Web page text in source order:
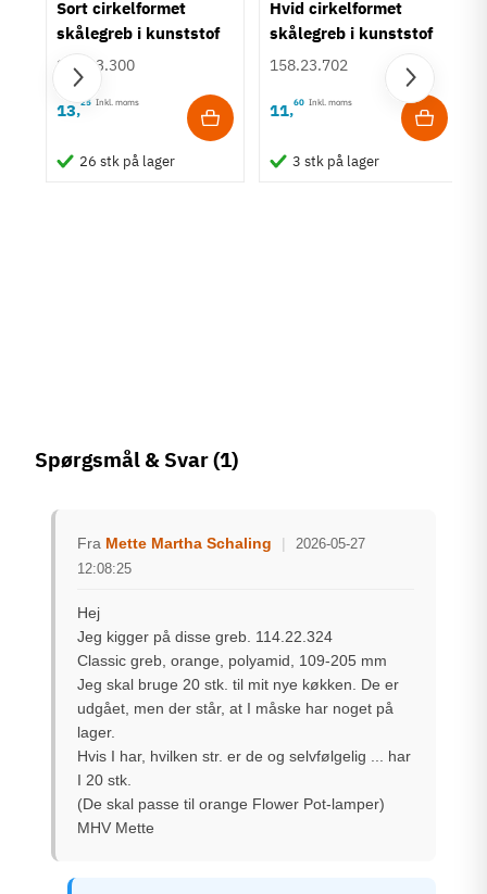
Sort cirkelformet
skålegreb i kunststof
Ø55 mm
158.23.300
13,25 Inkl. moms
26 stk på lager
Hvid cirkelformet
skålegreb i kunststof
Ø55 mm
158.23.702
11,60 Inkl. moms
3 stk på lager
Spørgsmål & Svar(1)
Fra Mette Martha Schaling |
2026-05-27
12:08:25
Hej
Jeg kigger på disse greb. 114.22.324
Classic greb, orange, polyamid, 109-205 mm
Jeg skal bruge 20 stk. til mit nye køkken. De er
udgået, men der står, at I måske har noget på
lager.
Hvis I har, hvilken str. er de og selvfølgelig ... har
I 20 stk.
(De skal passe til orange Flower Pot-lamper)
MHV Mette